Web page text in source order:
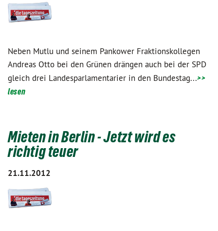
Neben Mutlu und seinem Pankower Fraktionskollegen
Andreas Otto bei den Grünen drängen auch bei der SPD
gleich drei Landesparlamentarier in den Bundestag...>>
lesen
Mieten in Berlin - Jetzt wird es
richtig teuer
21.11.2012